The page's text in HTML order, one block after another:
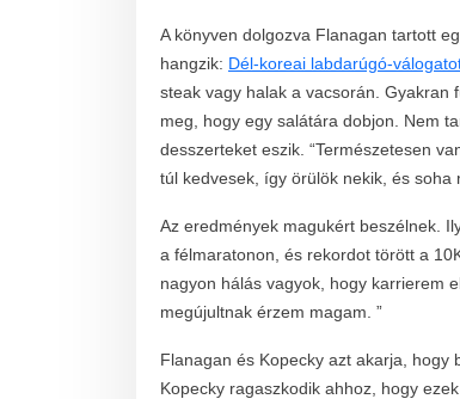
A könyven dolgozva Flanagan tartott
hangzik: Dél-koreai labdarúgó-
steak vagy halak a vacsorán.
meg, hogy egy salátára dobjon. Nem
desszerteket eszik. “Természetesen
túl kedvesek, így örülök nekik, és soha
Az eredmények magukért beszélnek.
a félmaratonon, és rekordot törött a
nagyon hálás vagyok, hogy karrierem
megújultnak érzem magam. ”
Flanagan és Kopecky azt akarja, hogy
Kopecky ragaszkodik ahhoz, hogy